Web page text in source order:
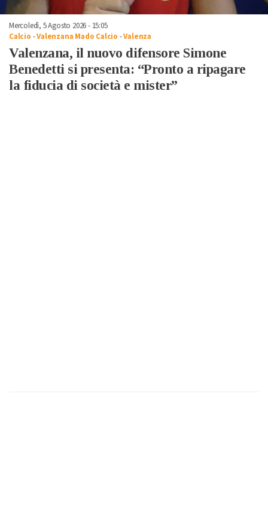
Mercoledì, 5 Agosto 2026 - 15:05
Calcio -Valenzana Mado Calcio -Valenza
Valenzana, il nuovo difensore Simone
Benedetti si presenta: “Pronto a ripagare
la fiducia di società e mister”